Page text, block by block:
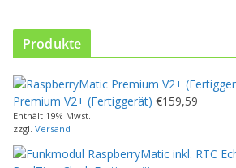
s
e
s
P
r
o
d
Produkte
Premium V2+ (Fertiggerät) €159,59
Enthält 19% Mwst.
zzgl. Versand